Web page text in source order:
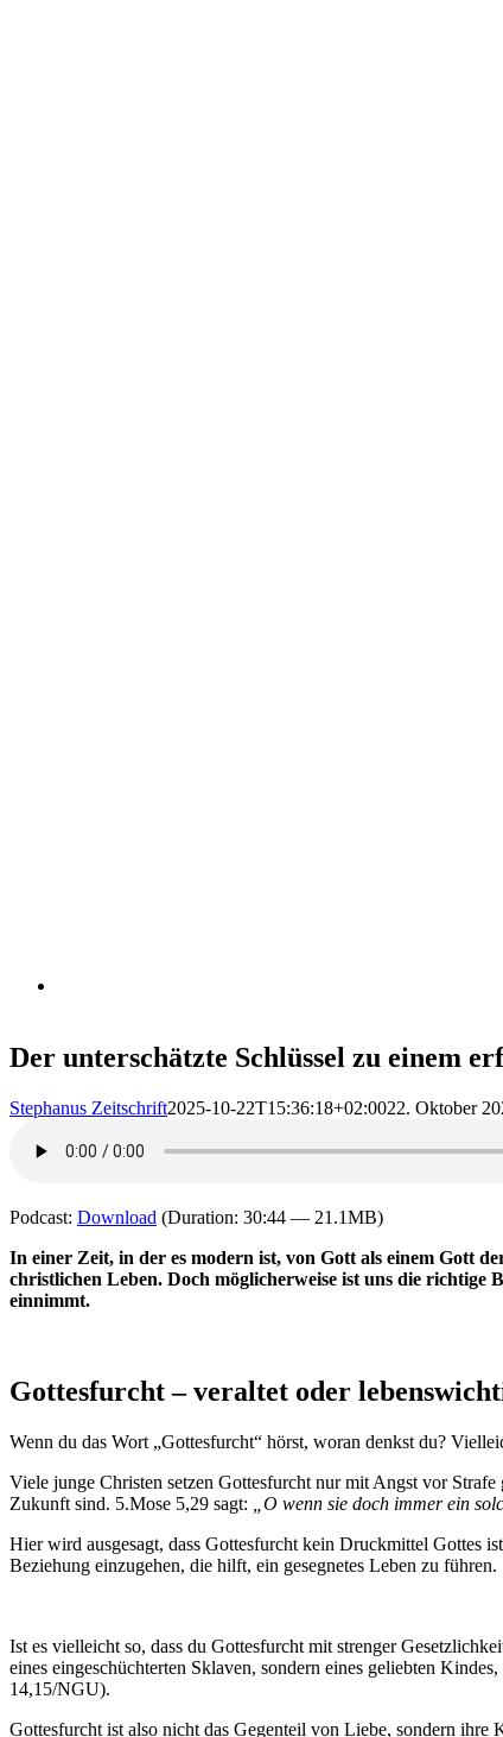
Der unterschätzte Schlüssel zu einem
Stephanus Zeitschrift2025-10-22T15:36:18+02:0022. Oktober
Podcast: Download (Duration: 30:44 — 21.1MB)
In einer Zeit, in der es modern ist, von Gott als einem Gott
christlichen Leben. Doch möglicherweise ist uns die richtige
einnimmt.
Gottesfurcht –veraltet oder
Wenn du das Wort „Gottesfurcht“ hörst, woran denkst du?
Viele junge Christen setzen Gottesfurcht nur mit Angst vor
Zukunft sind. 5.Mose 5,29 sagt:
„O wenn sie doch immer ein
Hier wird ausgesagt, dass Gottesfurcht kein Druckmittel Gottes
Beziehung einzugehen, die hilft, ein gesegnetes Leben zu führen.
Ist es vielleicht so, dass du Gottesfurcht mit strenger
eines eingeschüchterten Sklaven, sondern eines geliebten
14,15/NGU).
Gottesfurcht ist also nicht das Gegenteil von Liebe, sondern